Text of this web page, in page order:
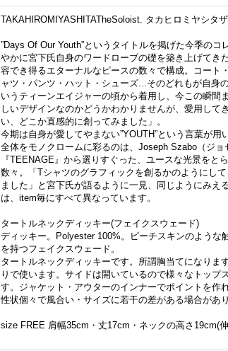
TAKAHIROMIYASHITATheSoloist. タカヒロミヤシタ
”Days Of Our Youth”というタイトルを掲げた今季のコ
やかに宮下氏自身のワードローブの礎を築き上げてき
容でき得るエターナルなピースの数々で構成。コート
ャツ・パンツ・ハット・シューズ...そのどれもが自身
いうティーンエイジャーの頃から着用し、今この瞬間
しいデザインなのかどうかわかりませんが、愛用して
い、どこか直感的に創ってみました」。
今期は自身が愛してやまない”YOUTH”という言葉が用
全体をモノクロームに彩るのは、Joseph Szabo（ジ
『TEENAGE』から選りすぐった、ユースな光景をと
数々。「Tシャツのグラフィックを創るかのようにし
ました」と宮下氏が語るように一見、同じようにみえ
は、item毎にすべて異なっています。
タートルネックディッキー(フェイクスウェード)
ディッキー。Polyester 100%。ピーチスキンのような
を持つフェイクスウェード。
タートルネックディッキーです。所謂胸当てになりま
りで使います。サイドは開いているので様々なトップ
す。ジャケット・アウターのインナーでポイントを作
性状個々で風合い・サイズに若干の差がある場合があ
size FREE 肩幅35cm・丈17cm・ネックの高さ19cm(